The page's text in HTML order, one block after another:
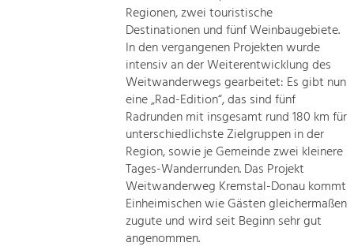
Steigerung regionaler Wertschöpfung
Regionen, zwei touristische
Destinationen und fünf Weinbaugebiete.
In den vergangenen Projekten wurde
intensiv an der Weiterentwicklung des
Weitwanderwegs gearbeitet: Es gibt nun
eine „Rad-Edition“, das sind fünf
Radrunden mit insgesamt rund 180 km für
unterschiedlichste Zielgruppen in der
Region, sowie je Gemeinde zwei kleinere
Tages-Wanderrunden. Das Projekt
Weitwanderweg Kremstal-Donau kommt
Einheimischen wie Gästen gleichermaßen
zugute und wird seit Beginn sehr gut
angenommen.